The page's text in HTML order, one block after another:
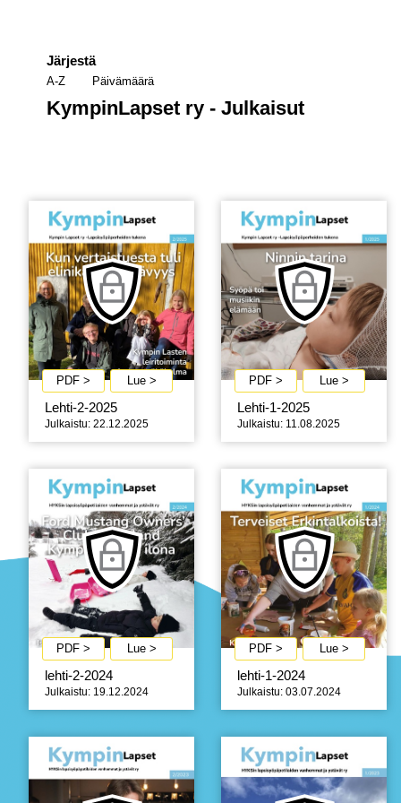
Järjestä
A-Z Päivämäärä
KympinLapset ry - Julkaisut
Lehti-2-2025
Julkaistu: 22.12.2025
PDF > Lue >
Lehti-1-2025
Julkaistu: 11.08.2025
PDF > Lue >
lehti-2-2024
Julkaistu: 19.12.2024
PDF > Lue >
lehti-1-2024
Julkaistu: 03.07.2024
PDF > Lue >